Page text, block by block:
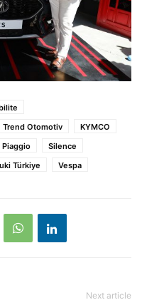
Trend Otomotiv
KYMCO
Piaggio
Silence
Türkiye Vespa
Next article